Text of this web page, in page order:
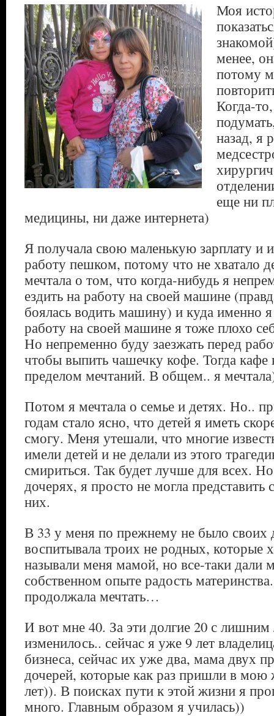
Моя
менее,
потому
Когда-
назад, я
еще ни
медицины, ни даже интернета)
Я получала свою маленькую зарплату и
работу пешком, потому что не хватало
мечтала о том, что когда-нибудь я
ездить на работу на своей машине
боялась водить машину) и куда именно я
работу на своей машине я тоже плохо
Но непременно буду заезжать перед
чтобы выпить чашечку кофе. Тогда кафе
пределом мечтаний. В общем.. я
Потом я мечтала о семье и детях. Но..
годам стало ясно, что детей я иметь
смогу. Меня утешали, что многие
имели детей и не делали из этого
смириться. Так будет лучше для всех.
дочерях, я просто не могла представить
них.
В 33 у меня по прежнему не было своих
воспитывала троих не родных, которые
называли меня мамой, но все-таки дали
собственном опыте радость
продолжала мечтать…
И вот мне 40. За эти долгие 20 с лишним
изменилось.. сейчас я уже 9 лет
бизнеса, сейчас их уже два, мама двух
дочерей, которые как раз пришли в мою
лет)). В поисках пути к этой жизни я
много. Главным образом я училась))